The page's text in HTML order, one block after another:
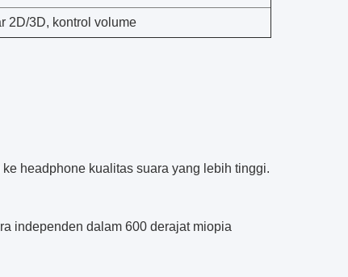
2D/3D, kontrol volume
headphone kualitas suara yang lebih tinggi.
independen dalam 600 derajat miopia